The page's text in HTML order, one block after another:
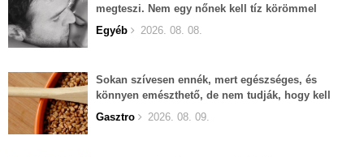
megteszi. Nem egy nőnek kell tíz körömmel
belekapaszkodva mindent feláldozni.
Egyéb 2026. 08. 08.
Sokan szívesen ennék, mert egészséges, és
könnyen emészthető, de nem tudják, hogy kell
elkészíteni
Gasztro 2026. 08. 09.